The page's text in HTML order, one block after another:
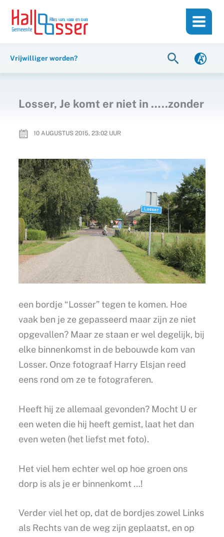
inhoud
naar
Vrijwilliger worden? Zoeken
Losser, Je komt er niet in …..zonder
10 AUGUSTUS 2015, 23:02UUR
een bordje “Losser” tegen te komen. Hoe
vaak ben je ze gepasseerd maar zijn ze niet
opgevallen? Maar ze staan er wel degelijk, bij
elke binnenkomst in de bebouwde kom van
Losser. Onze fotograaf Harry Elsjan reed
eens rond om ze te fotograferen.
Heeft hij ze allemaal gevonden? Mocht U er
een weten die hij heeft gemist, laat het dan
even weten (het liefst met foto).
Het viel hem echter wel op hoe groen ons
dorp is als je er binnenkomt …!
Verder viel het op, dat de bordjes zowel Links
als Rechts van de weg zijn geplaatst, en op